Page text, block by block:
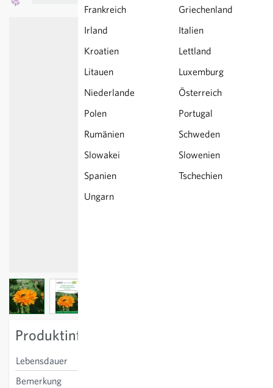
Frankreich
Griechenland
Irland
Italien
Kroatien
Lettland
Litauen
Luxemburg
Niederlande
Österreich
Polen
Portugal
Rumänien
Schweden
Slowakei
Slowenien
Spanien
Tschechien
Ungarn
View larger imageView larger image
Produktinformation
Lebensdauer
Bemerkung